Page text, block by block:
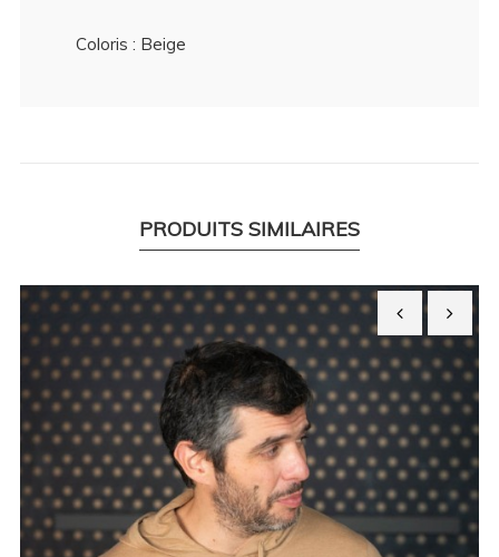
Coloris : Beige
PRODUITS SIMILAIRES
‹